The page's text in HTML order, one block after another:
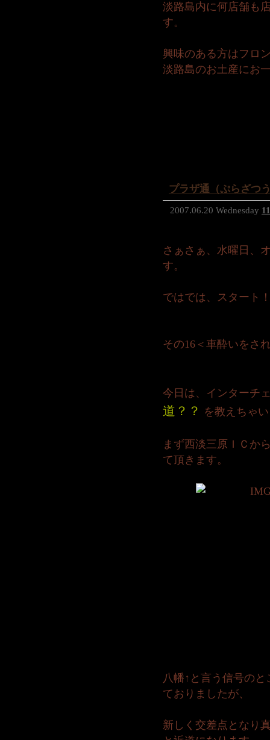
淡路島内に何店舗も
す。
興味のある方はフロ
淡路島のお土産にお
プラザ通（ぷらざつ
2007.06.20 Wednesday
さぁさぁ、水曜日、
す。
ではでは、スタート
その16＜車酔いをさ
今日は、インターチ
道？？ を教えちゃ
まず西淡三原ＩＣか
て頂きます。
八幡↑と言う信号の
ておりましたが、
新しく交差点となり